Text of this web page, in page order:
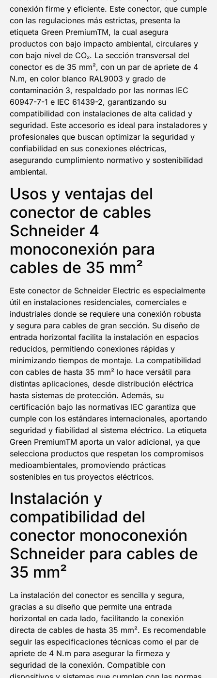
conexión firme y eficiente. Este conector, que cumple
con las regulaciones más estrictas, presenta la
etiqueta Green PremiumTM, la cual asegura
productos con bajo impacto ambiental, circulares y
con bajo nivel de CO₂. La sección transversal del
conector es de 35 mm², con un par de apriete de 4
N.m, en color blanco RAL9003 y grado de
contaminación 3, respaldado por las normas IEC
60947-7-1 e IEC 61439-2, garantizando su
compatibilidad con instalaciones de alta calidad y
seguridad. Este accesorio es ideal para instaladores y
profesionales que buscan optimizar la seguridad y
confiabilidad en sus conexiones eléctricas,
asegurando cumplimiento normativo y sostenibilidad
ambiental.
Usos y ventajas del
conector de cables
Schneider 4
monoconexión para
cables de 35 mm²
Este conector de Schneider Electric es especialmente
útil en instalaciones residenciales, comerciales e
industriales donde se requiere una conexión robusta
y segura para cables de gran sección. Su diseño de
entrada horizontal facilita la instalación en espacios
reducidos, permitiendo conexiones rápidas y
minimizando tiempos de montaje. La compatibilidad
con cables de hasta 35 mm² lo hace versátil para
distintas aplicaciones, desde distribución eléctrica
hasta sistemas de protección. Además, su
certificación bajo las normativas IEC garantiza que
cumple con los estándares internacionales, aportando
seguridad y fiabilidad al sistema eléctrico. La etiqueta
Green PremiumTM aporta un valor adicional, ya que
selecciona productos que respetan los compromisos
medioambientales, promoviendo prácticas
sostenibles en tus proyectos eléctricos.
Instalación y
compatibilidad del
conector monoconexión
Schneider para cables de
35 mm²
La instalación del conector es sencilla y segura,
gracias a su diseño que permite una entrada
horizontal en cada lado, facilitando la conexión
directa de cables de hasta 35 mm². Es recomendable
seguir las especificaciones técnicas como el par de
apriete de 4 N.m para asegurar la firmeza y
seguridad de la conexión. Compatible con